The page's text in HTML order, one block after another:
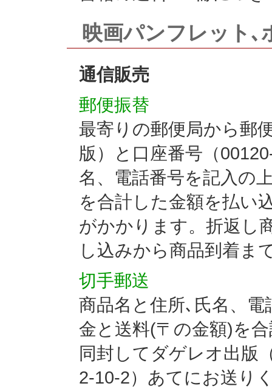
映画パンフレット､
通信販売
郵便振替
最寄りの郵便局から郵
版）と口座番号（
名、電話番号を記入の
を合計した金額を払い
がかかります。折返し
し込みから商品到着ま
切手郵送
商品名と住所､氏名、
金と送料(〒の金額)を
同封してダゲレオ出版
2-10-2）あてにお送り